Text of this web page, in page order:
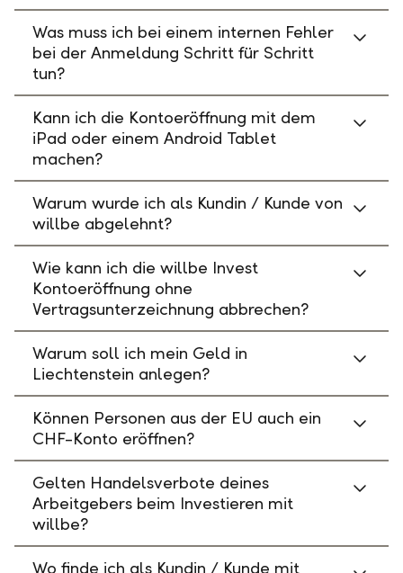
Was muss ich bei einem internen Fehler
bei der Anmeldung Schritt für Schritt
tun?
Kann ich die Kontoeröffnung mit dem
iPad oder einem Android Tablet
machen?
Warum wurde ich als Kundin / Kunde von
willbe abgelehnt?
Wie kann ich die willbe Invest
Kontoeröffnung ohne
Vertragsunterzeichnung abbrechen?
Warum soll ich mein Geld in
Liechtenstein anlegen?
Können Personen aus der EU auch ein
CHF-Konto eröffnen?
Gelten Handelsverbote deines
Arbeitgebers beim Investieren mit
willbe?
Wo finde ich als Kundin / Kunde mit